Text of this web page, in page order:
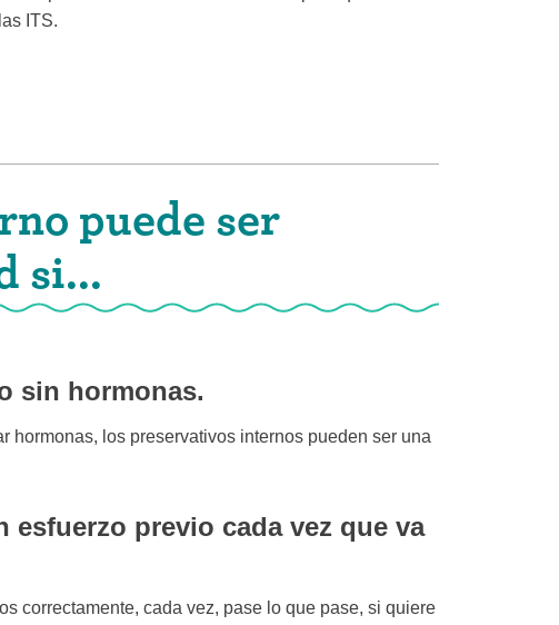
ITS.
puede ser
si...
sin hormonas.
hormonas, los preservativos internos pueden ser una
previo cada vez que va
correctamente, cada vez, pase lo que pase, si quiere